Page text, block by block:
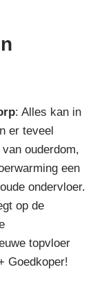
: Alles kan in
er teveel
ouderdom,
een
ondervloer.
op de
topvloer
Goedkoper!